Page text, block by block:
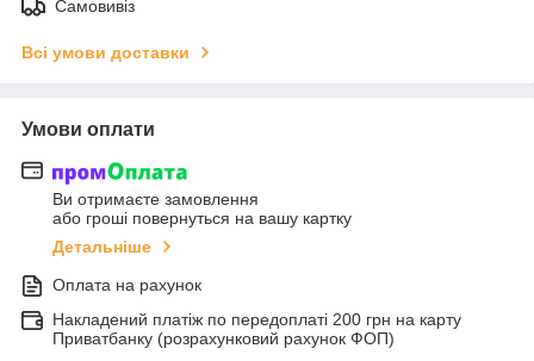
Самовивіз
Всі умови доставки
Умови оплати
Ви отримаєте замовлення
або гроші повернуться на вашу картку
Детальніше
Оплата на рахунок
Накладений платіж по передоплаті 200 грн на карту
Приватбанку (розрахунковий рахунок ФОП)